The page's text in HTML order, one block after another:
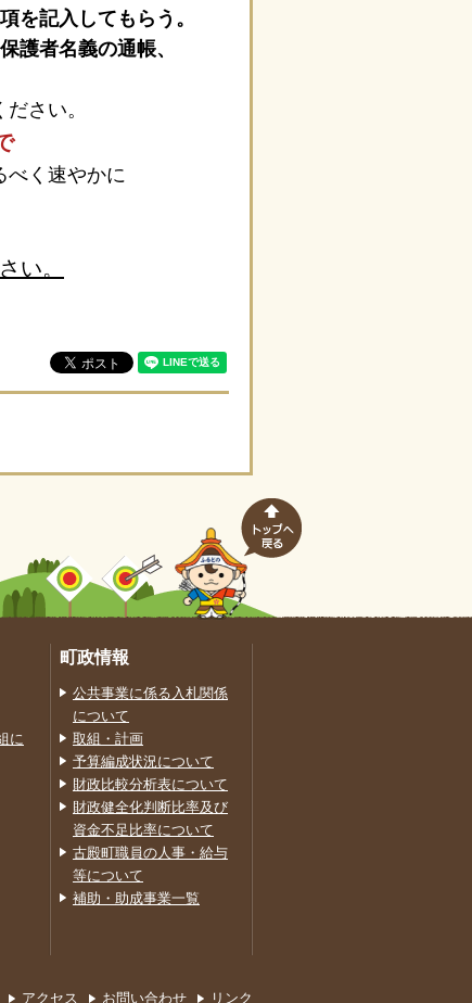
を記入してもらう。
護者名義の通帳、
さい。
べく速やかに
い。
に
町政情報
公共事業に係る入札関係
について
取組・計画
予算編成状況について
財政比較分析表について
財政健全化判断比率及び
資金不足比率について
古殿町職員の人事・給与
等について
補助・助成事業一覧
アクセス お問い合わせ リンク